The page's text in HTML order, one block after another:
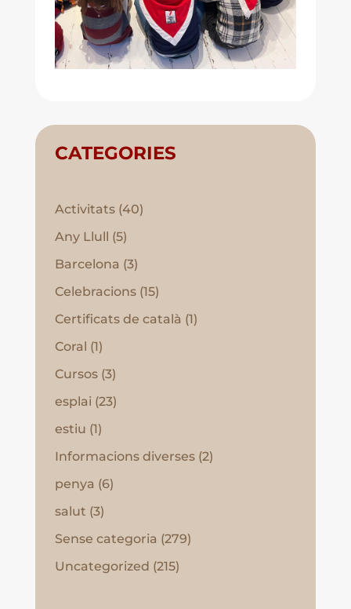
CATEGORIES
Activitats(40)
Any Llull (5)
Barcelona (3)
Celebracions(15)
Certificats de català (1)
Coral (1)
Cursos(3)
esplai (23)
estiu (1)
Informacions diverses(2)
penya (6)
salut (3)
Sense categoria (279)
Uncategorized (215)